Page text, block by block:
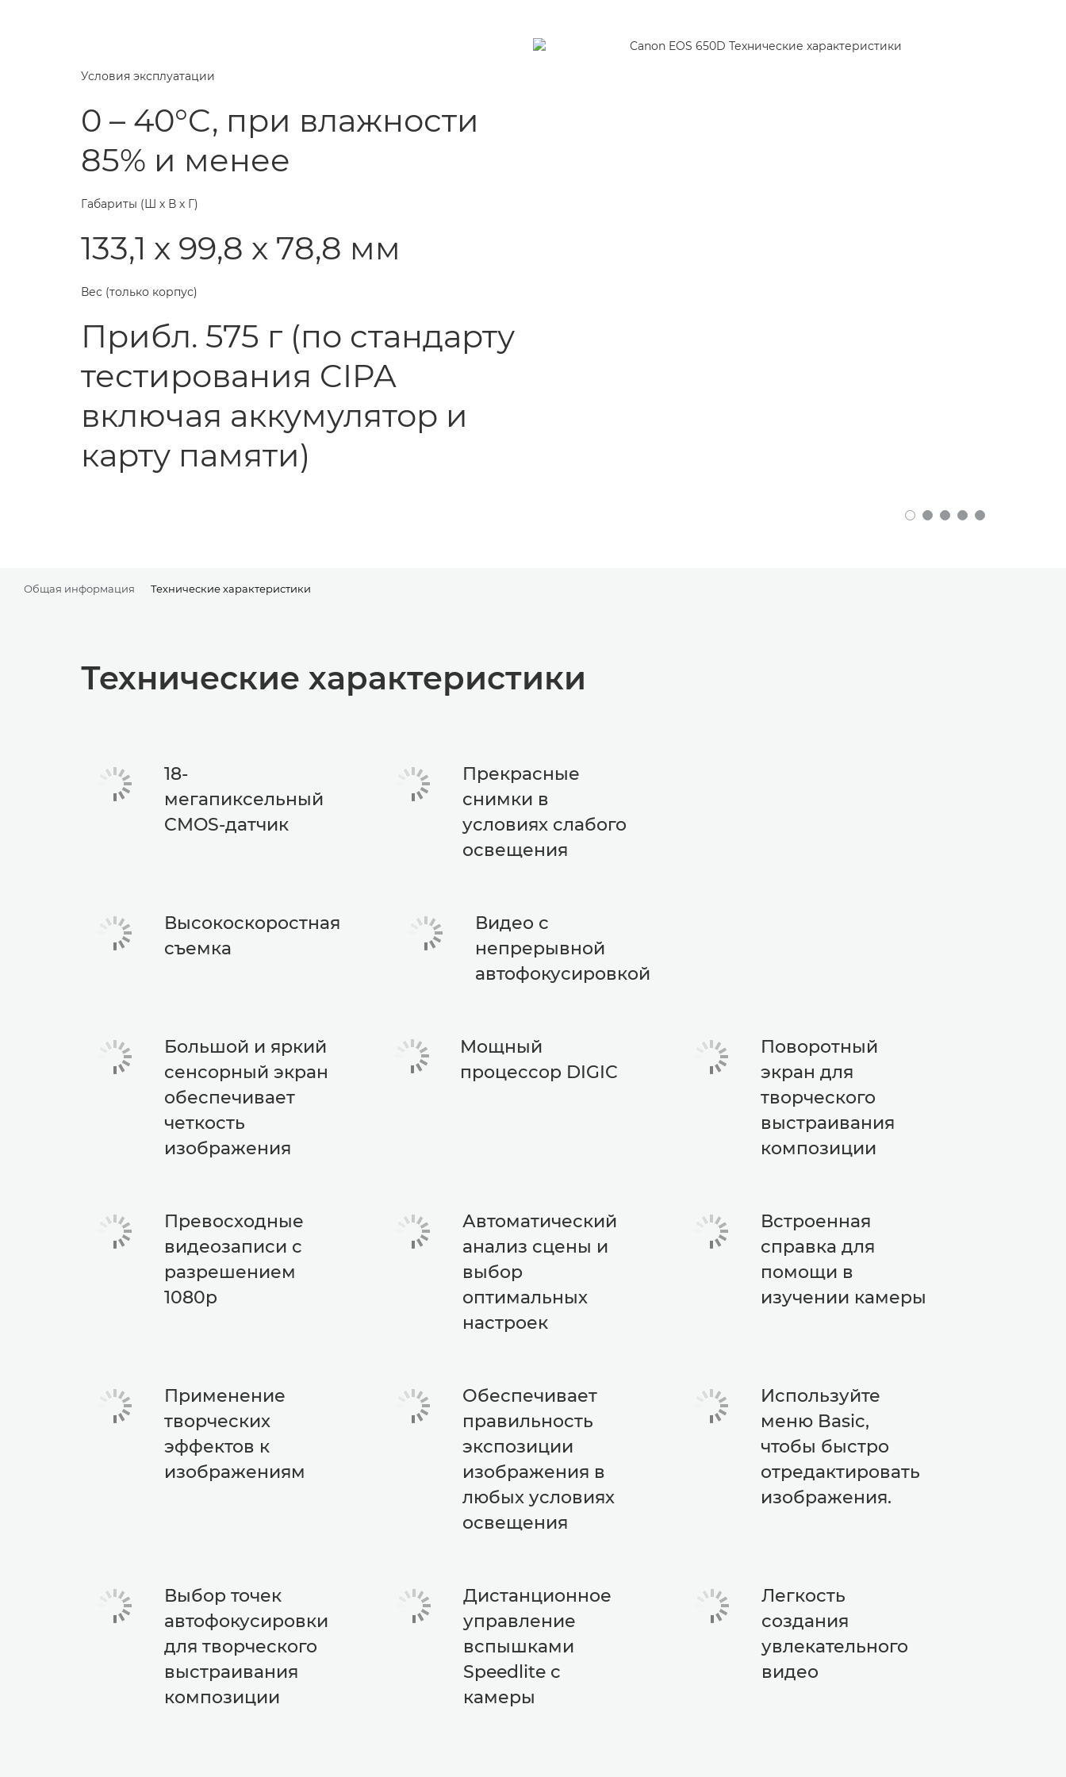
Условия эксплуатации
0 – 40°C, при влажности
85% и менее
Габариты (Ш х В х Г)
133,1 x 99,8 x 78,8 мм
Вес (только корпус)
Прибл. 575 г (по стандарту
тестирования CIPA
включая аккумулятор и
карту памяти)
Общая информация Технические характеристики
Технические характеристики
18-
мегапиксельный
CMOS-датчик
Прекрасные
снимки в
условиях слабого
освещения
Высокоскоростная
съемка
Видео с
непрерывной
автофокусировкой
Большой и яркий
сенсорный экран
обеспечивает
четкость
изображения
Мощный
процессор DIGIC
Поворотный
экран для
творческого
выстраивания
композиции
Превосходные
видеозаписи с
разрешением
1080p
Автоматический
анализ сцены и
выбор
оптимальных
настроек
Встроенная
справка для
помощи в
изучении камеры
Применение
творческих
эффектов к
изображениям
Обеспечивает
правильность
экспозиции
изображения в
любых условиях
освещения
Используйте
меню Basic,
чтобы быстро
отредактировать
изображения.
Выбор точек
автофокусировки
для творческого
выстраивания
композиции
Дистанционное
управление
вспышками
Speedlite с
камеры
Легкость
создания
увлекательного
видео